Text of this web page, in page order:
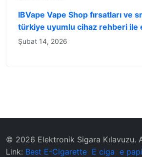
IBVape Vape Shop fırsatları ve
türkiye uyumlu cihaz rehberi ile
Şubat 14, 2026
© 2026 ‌Elektronik Sigara Kılavuzu‌.
Link: Best E-Cigarette E ciga e